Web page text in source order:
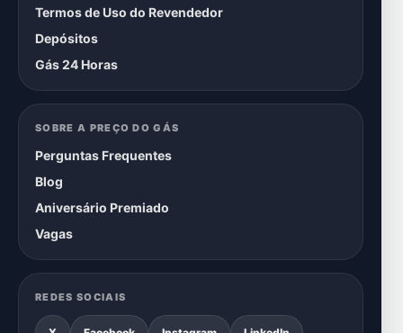
Termos de Uso do Revendedor
Depósitos
Gás 24 Horas
SOBRE A PREÇO DO GÁS
Perguntas Frequentes
Blog
Aniversário Premiado
Vagas
REDES SOCIAIS